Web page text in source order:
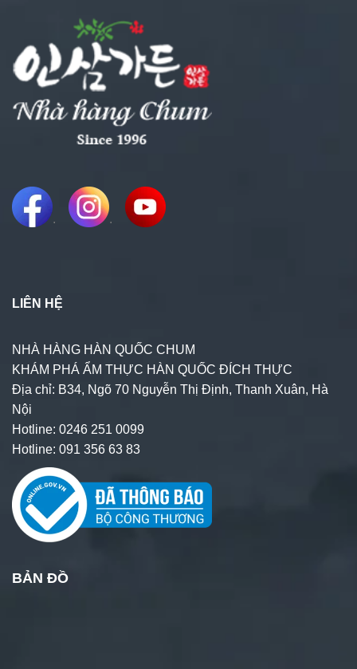
. .
LIÊN HỆ
NHÀ HÀNG HÀN QUỐC CHUM
KHÁM PHÁ ẨM THỰC HÀN QUỐC ĐÍCH THỰC
Địa chỉ: B34, Ngõ 70 Nguyễn Thị Định, Thanh Xuân, Hà
Nội
Hotline: 0246 251 0099
Hotline: 091 356 63 83
BẢN ĐỒ